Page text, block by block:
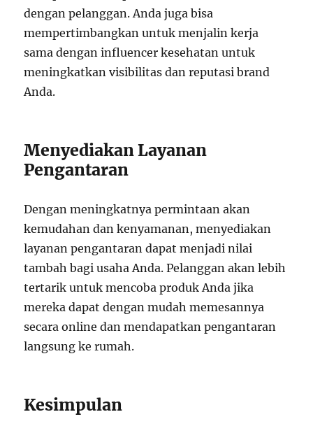
dengan pelanggan. Anda juga bisa
mempertimbangkan untuk menjalin kerja
sama dengan influencer kesehatan untuk
meningkatkan visibilitas dan reputasi brand
Anda.
Menyediakan Layanan
Pengantaran
Dengan meningkatnya permintaan akan
kemudahan dan kenyamanan, menyediakan
layanan pengantaran dapat menjadi nilai
tambah bagi usaha Anda. Pelanggan akan lebih
tertarik untuk mencoba produk Anda jika
mereka dapat dengan mudah memesannya
secara online dan mendapatkan pengantaran
langsung ke rumah.
Kesimpulan